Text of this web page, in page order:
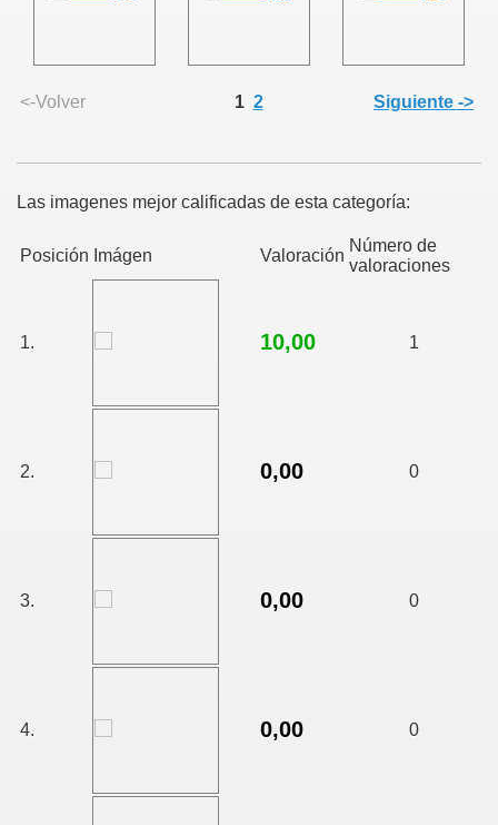
<-Volver 1 2 Siguiente ->
Las imagenes mejor calificadas de esta categoría:
Posición Imágen Valoración
Número de
valoraciones
1. 10,00 1
2. 0,00 0
3. 0,00 0
4. 0,00 0